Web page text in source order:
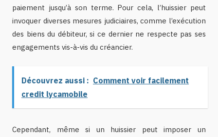
paiement jusqu’à son terme. Pour cela, l’huissier peut
invoquer diverses mesures judiciaires, comme l’exécution
des biens du débiteur, si ce dernier ne respecte pas ses
engagements vis-à-vis du créancier.
Découvrez aussi : Comment voir facilement
credit lycamobile
Cependant, même si un huissier peut imposer un